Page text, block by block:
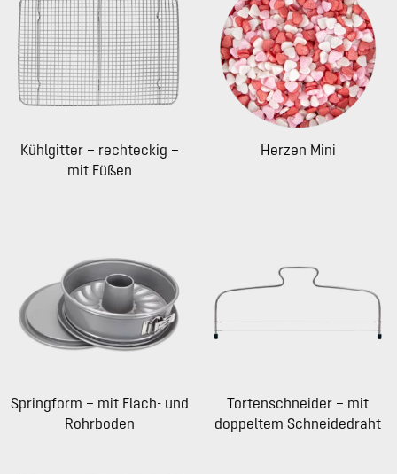
Kühlgitter – rechteckig –
mit Füßen
Herzen Mini
Springform – mit Flach- und
Rohrboden
Tortenschneider – mit
doppeltem Schneidedraht